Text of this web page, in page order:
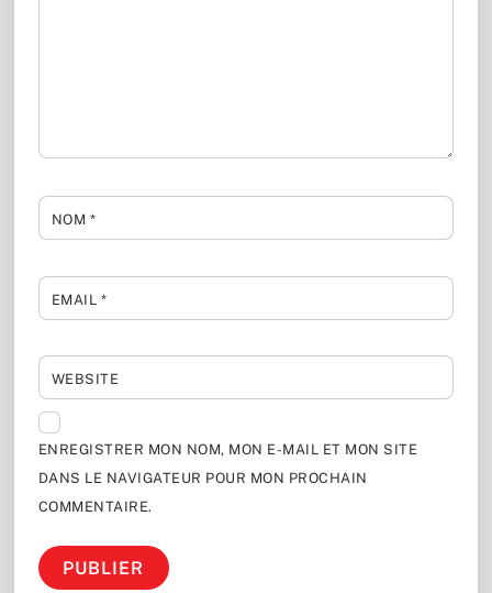
NOM *
EMAIL *
WEBSITE
ENREGISTRER MON NOM, MON E-MAIL ET MON SITE
DANS LE NAVIGATEUR POUR MON PROCHAIN
COMMENTAIRE.